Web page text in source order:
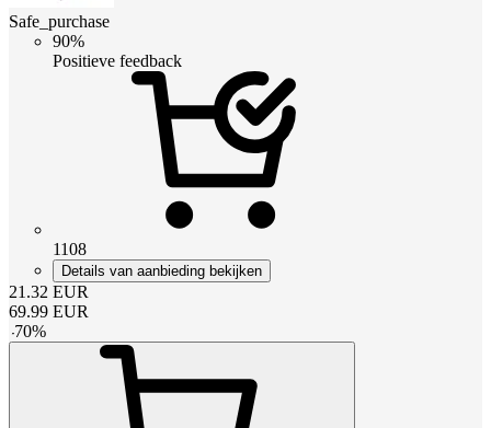
Safe_purchase
90%
Positieve feedback
1108
Details van aanbieding bekijken
21.32 EUR
69.99 EUR
-70%